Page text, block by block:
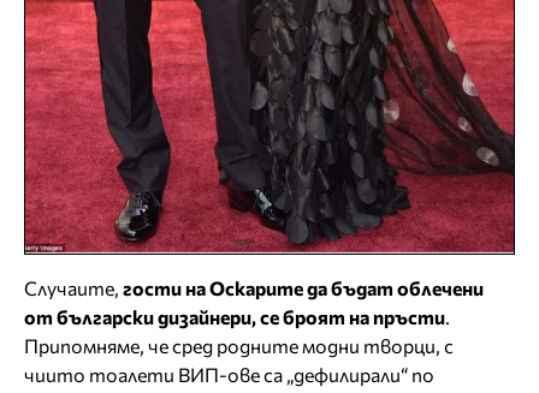
Случаите, гости на Оскарите да бъдат облечени
от български дизайнери, се броят на пръсти.
Припомняме, че сред родните модни творци, с
чиито тоалети ВИП-ове са „дефилирали“ по